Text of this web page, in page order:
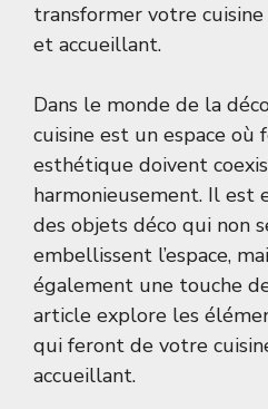
transformer votre
et accueillant.
Dans le monde de la
cuisine est un espace
esthétique doivent
harmonieusement. Il est
des objets déco qui non
embellissent l’espace,
également une touche
article explore les
qui feront de votre
accueillant.